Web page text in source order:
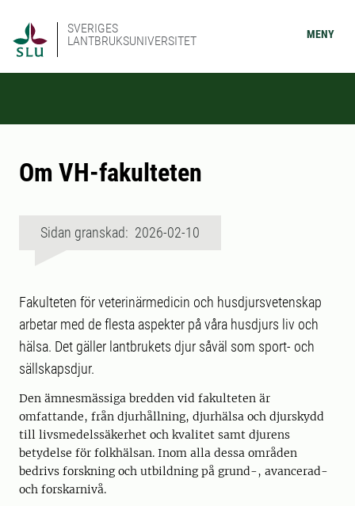
SVERIGES
LANTBRUKSUNIVERSITET
MENY
Om VH-fakulteten
Sidan granskad: 2026-02-10
Fakulteten för veterinärmedicin och husdjursvetenskap
arbetar med de flesta aspekter på våra husdjurs liv och
hälsa. Det gäller lantbrukets djur såväl som sport- och
sällskapsdjur.
Den ämnesmässiga bredden vid fakulteten är
omfattande, från djurhållning, djurhälsa och djurskydd
till livsmedelssäkerhet och kvalitet samt djurens
betydelse för folkhälsan. Inom alla dessa områden
bedrivs forskning och utbildning på grund-, avancerad-
och forskarnivå.